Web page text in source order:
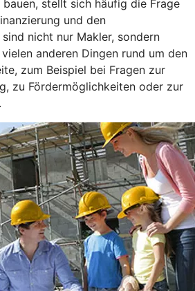
stellt sich häufig die Frage
und den
nicht nur Makler, sondern
anderen Dingen rund um den
zum Beispiel bei Fragen zur
zu Fördermöglichkeiten oder zur